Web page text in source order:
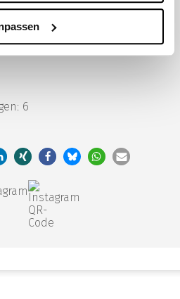
CME-Kurs durch Klick auf die
6